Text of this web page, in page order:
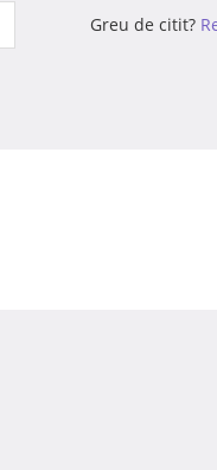
Greu de citit?